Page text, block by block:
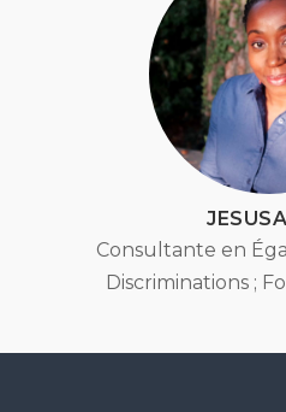
Consultante en
Discriminations ;